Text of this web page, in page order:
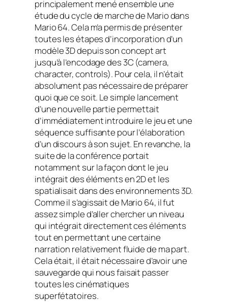
principalement mené ensemble une
étude du cycle de marche de Mario dans
Mario 64. Cela m’a permis de présenter
toutes les étapes d’incorporation d’un
modèle 3D depuis son concept art
jusqu’à l’encodage des 3C (camera,
character, controls). Pour cela, il n’était
absolument pas nécessaire de préparer
quoi que ce soit. Le simple lancement
d’une nouvelle partie permettait
d’immédiatement introduire le jeu et une
séquence suffisante pour l’élaboration
d’un discours à son sujet. En revanche, la
suite de la conférence portait
notamment sur la façon dont le jeu
intégrait des éléments en 2D et les
spatialisait dans des environnements 3D.
Comme il s’agissait de Mario 64, il fut
assez simple d’aller chercher un niveau
qui intégrait directement ces éléments
tout en permettant une certaine
narration relativement fluide de ma part.
Cela était, il était nécessaire d’avoir une
sauvegarde qui nous faisait passer
toutes les cinématiques
superfétatoires.